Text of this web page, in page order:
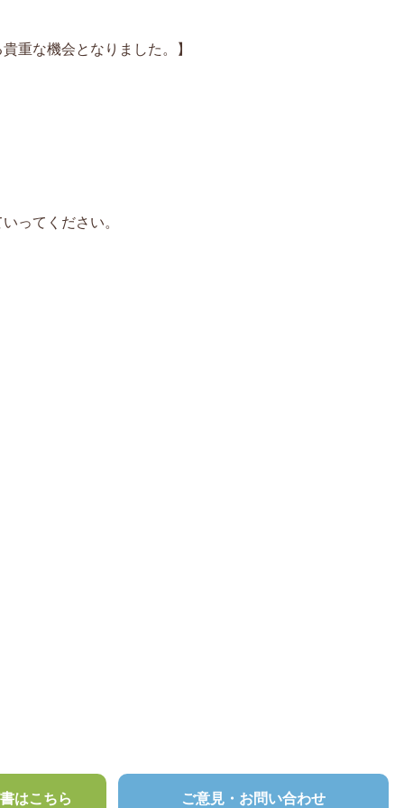
重な機会となりました。】
ってください。
はこちら ご意見・お問い合わせ